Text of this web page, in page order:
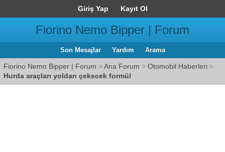
Giriş Yap Kayıt Ol
Fiorino Nemo Bipper | Forum
Son Mesajlar Yardım Arama
Fiorino Nemo Bipper | Forum >Ana Forum > Otomobil Haberleri >
Hurda araçları yoldan çekecek formül